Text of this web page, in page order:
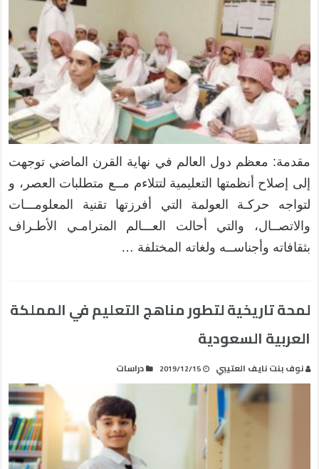
مقدمة: معظم دول العالم في نهاية القرن الماضي توجهت
إلى إصلاح أنظمتها التعليمية لتتلاءم مــع متطلبات العصر، و
لتواجه حركـة العولمة التي أفرزتها تقنية المعلومـــات
والاتصــال، والتي أحالت العـــالم المترامـي الأطـراف
بثقافاته وأجناســه ولغاته المختلفة …
لمحة تاريخية لتطور مناهج التعليم في المملكة
العربية السعودية
نوف بنت نايف العتيبي 2019/12/15 دراسات